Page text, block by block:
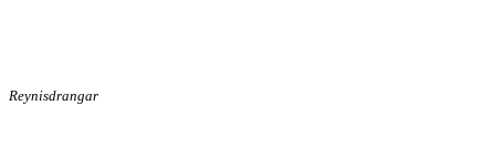
Reynisdrangar